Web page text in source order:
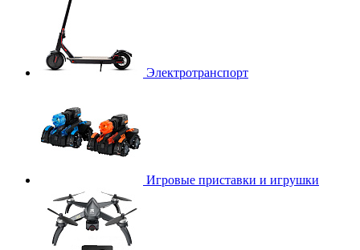
Электротранспорт
Игровые приставки и игрушки